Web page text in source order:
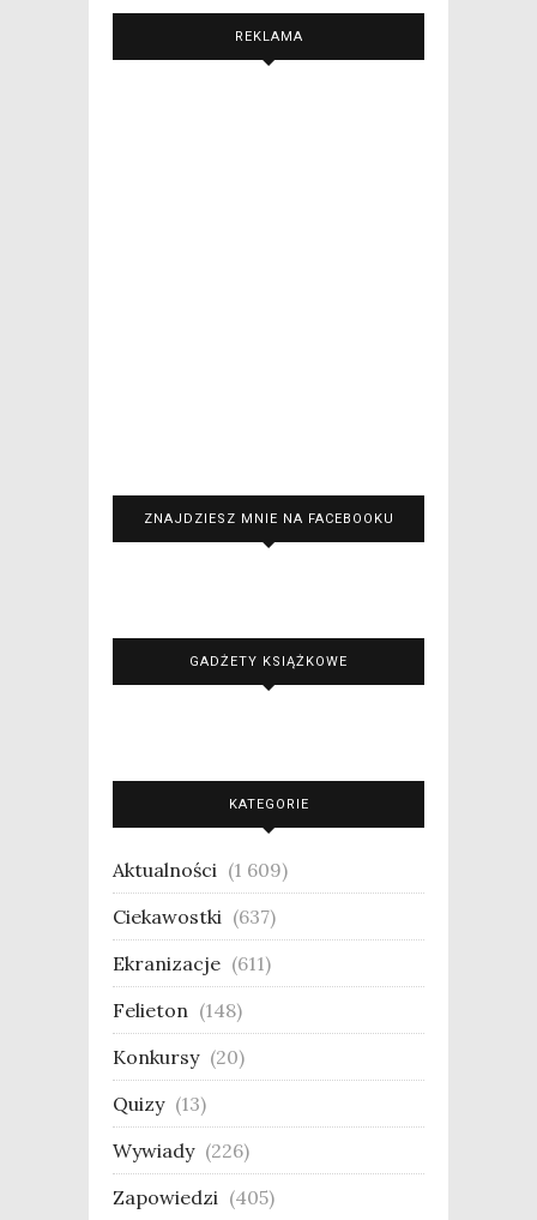
REKLAMA
ZNAJDZIESZ MNIE NA FACEBOOKU
GADŻETY KSIĄŻKOWE
KATEGORIE
Aktualności (1 609)
Ciekawostki (637)
Ekranizacje (611)
Felieton (148)
Konkursy (20)
Quizy (13)
Wywiady (226)
Zapowiedzi (405)